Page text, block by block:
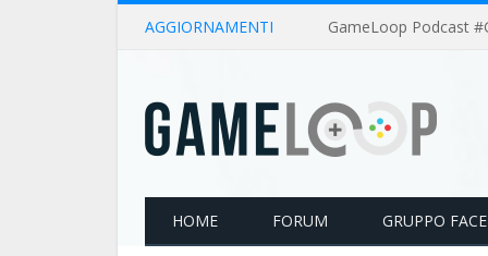
AGGIORNAMENTI
HOME FORUM GRUPPO